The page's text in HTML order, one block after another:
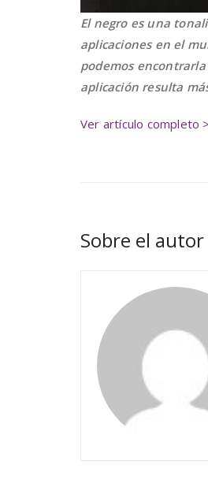
El negro es una
aplicaciones en el
podemos
aplicación resulta
Ver artículo completo
Sobre el autor